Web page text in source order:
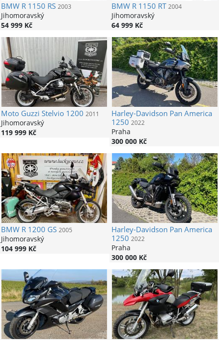
BMWR 1150 RS 2003
Jihomoravský
54 999 Kč
BMWR 1150 RT 2004
Jihomoravský
64 999 Kč
Moto Guzzi Stelvio 1200 2011
Jihomoravský
119 999 Kč
Harley-Davidson Pan America
1250 2022
Praha
300 000 Kč
BMWR 1200 GS 2005
Jihomoravský
104 999 Kč
Harley-Davidson Pan America
1250 2022
Praha
300 000 Kč